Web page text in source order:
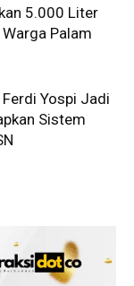
5.000 Liter
Palam
Yospi Jadi
Sistem